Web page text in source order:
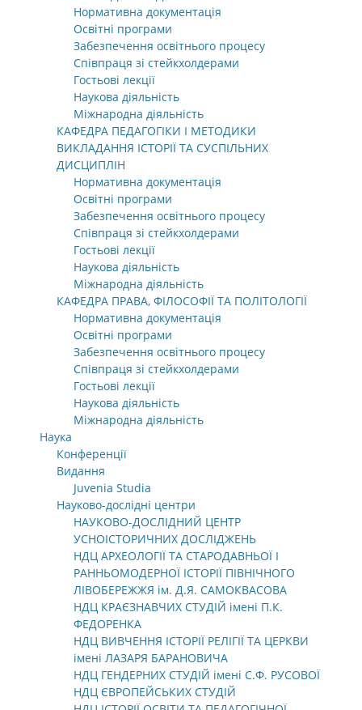
Нормативна документація
Освітні програми
Забезпечення освітнього процесу
Співпраця зі стейкхолдерами
Гостьові лекції
Наукова діяльність
Міжнародна діяльність
КАФЕДРА ПЕДАГОГІКИ І МЕТОДИКИ
ВИКЛАДАННЯ ІСТОРІЇ ТА СУСПІЛЬНИХ
ДИСЦИПЛІН
Нормативна документація
Освітні програми
Забезпечення освітнього процесу
Співпраця зі стейкхолдерами
Гостьові лекції
Наукова діяльність
Міжнародна діяльність
КАФЕДРА ПРАВА, ФІЛОСОФІЇ ТА ПОЛІТОЛОГІЇ
Нормативна документація
Освітні програми
Забезпечення освітнього процесу
Співпраця зі стейкхолдерами
Гостьові лекції
Наукова діяльність
Міжнародна діяльність
Наука
Конференції
Видання
Juvenia Studia
Науково-дослідні центри
НАУКОВО-ДОСЛІДНИЙ ЦЕНТР
УСНОІСТОРИЧНИХ ДОСЛІДЖЕНЬ
НДЦ АРХЕОЛОГІЇ ТА СТАРОДАВНЬОЇ І
РАННЬОМОДЕРНОЇ ІСТОРІЇ ПІВНІЧНОГО
ЛІВОБЕРЕЖЖЯ ім. Д.Я. САМОКВАСОВА
НДЦ КРАЄЗНАВЧИХ СТУДІЙ імені П.К.
ФЕДОРЕНКА
НДЦ ВИВЧЕННЯ ІСТОРІЇ РЕЛІГІЇ ТА ЦЕРКВИ
імені ЛАЗАРЯ БАРАНОВИЧА
НДЦ ГЕНДЕРНИХ СТУДІЙ імені С.Ф. РУСОВОЇ
НДЦ ЄВРОПЕЙСЬКИХ СТУДІЙ